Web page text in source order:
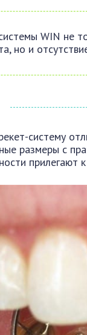
WIN не
но и
систему
размеры с
прилегают